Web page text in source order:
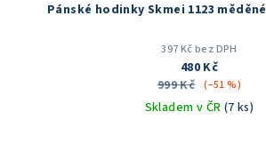
Pánské hodinky Skmei 1123 měděné
397 Kč bez DPH
480 Kč
999 Kč (–51 %)
Skladem v ČR (7 ks)